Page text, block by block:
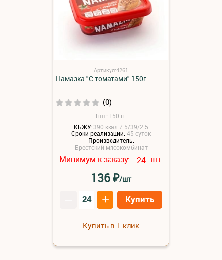
Артикул:4261
Намазка "С томатами" 150г
(0)
1шт: 150 гг.
КБЖУ: 390 ккал 7.5/39/2.5
Сроки реализации:45 суток
Производитель:
Брестский мясокомбинат
Минимум к заказу: 24 шт.
136₽/шт
+ Купить
Купить в 1 клик